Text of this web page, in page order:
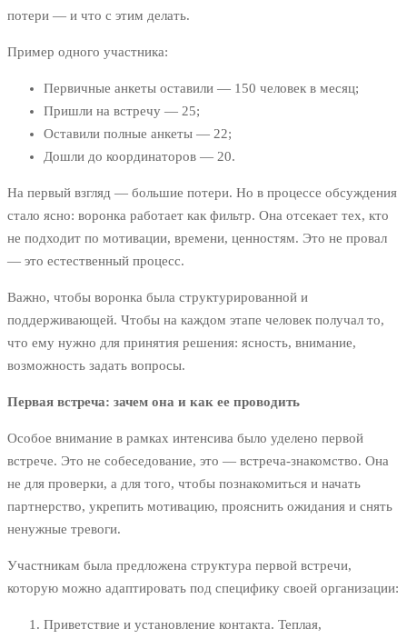
потери — и что с этим делать.
Пример одного участника:
Первичные анкеты оставили — 150 человек в месяц;
Пришли на встречу — 25;
Оставили полные анкеты — 22;
Дошли до координаторов — 20.
На первый взгляд — большие потери. Но в процессе обсуждения
стало ясно: воронка работает как фильтр. Она отсекает тех, кто
не подходит по мотивации, времени, ценностям. Это не провал
— это естественный процесс.
Важно, чтобы воронка была структурированной и
поддерживающей. Чтобы на каждом этапе человек получал то,
что ему нужно для принятия решения: ясность, внимание,
возможность задать вопросы.
Первая встреча: зачем она и как ее проводить
Особое внимание в рамках интенсива было уделено первой
встрече. Это не собеседование, это — встреча-знакомство. Она
не для проверки, а для того, чтобы познакомиться и начать
партнерство, укрепить мотивацию, прояснить ожидания и снять
ненужные тревоги.
Участникам была предложена структура первой встречи,
которую можно адаптировать под специфику своей организации:
Приветствие и установление контакта. Теплая,